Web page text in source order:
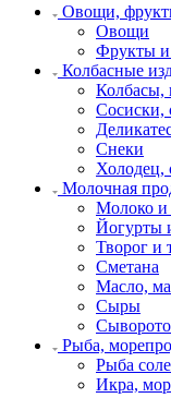
Овощи,
Овощи
Фрукты и
Колбасные
Колбасы,
Сосиски,
Снеки
Холодец,
Молочная
Молоко и
Йогурты
Творог и
Сметана
Масло,
Сыры
Рыба,
Рыба
Икра,